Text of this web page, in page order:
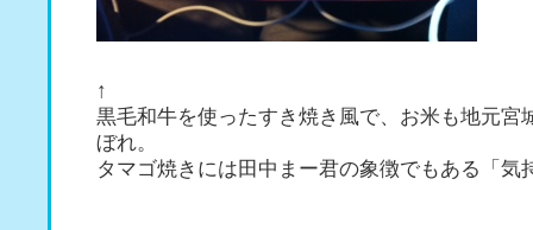
↑
黒毛和牛を使ったすき焼き風で、お米も地元宮
ぼれ。
タマゴ焼きには田中まー君の象徴でもある「気